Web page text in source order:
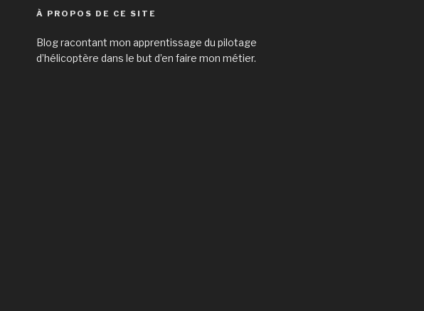
À PROPOS DE CE SITE
Blog racontant mon apprentissage du pilotage
d’hélicoptère dans le but d’en faire mon métier.